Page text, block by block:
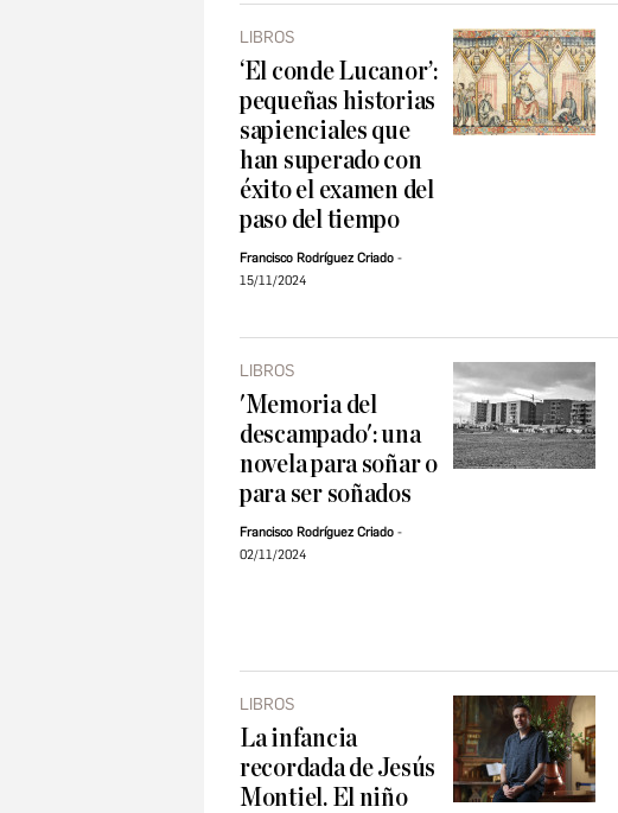
LIBROS
‘El conde Lucanor’:
pequeñas historias
sapienciales que
han superado con
éxito el examen del
paso del tiempo
Francisco Rodríguez Criado
15/11/2024
LIBROS
'Memoria del
descampado': una
novela para soñar o
para ser soñados
Francisco Rodríguez Criado
02/11/2024
LIBROS
La infancia
recordada de Jesús
Montiel. El niño